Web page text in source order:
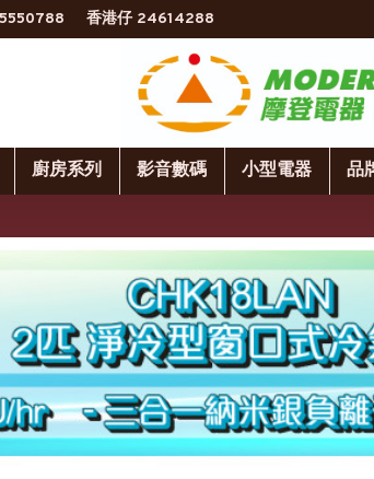
香港仔 24614288
廚房系列 影音數碼 小型電器 品